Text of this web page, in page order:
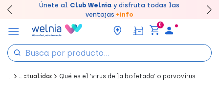
Disfruta de la entregarápida y gratuitaen farmacia
Únete al Club Welnia y disfruta todas las
ventajas +info
un 7% de descuento creando tu cuentaaquí
Canjea tus puntos en tu Farmacia de Confianza,
acumúlalos online.
0
... Actualidad Qué es el ‘virus de la bofetada’ o parvovirus